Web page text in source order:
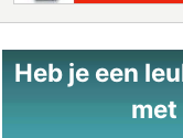
Heb je een